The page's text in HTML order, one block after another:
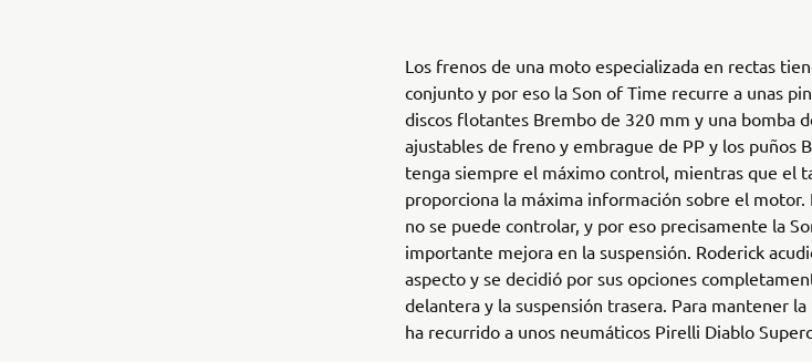
Los frenos de una moto especializada en rectas
conjunto y por eso la Son of Time recurre a unas
discos flotantes Brembo de 320 mm y una bomba
ajustables de freno y embrague de PP y los puños
tenga siempre el máximo control, mientras que el
proporciona la máxima información sobre el motor.
no se puede controlar, y por eso precisamente la
importante mejora en la suspensión. Roderick
aspecto y se decidió por sus opciones
delantera y la suspensión trasera. Para mantener la
ha recurrido a unos neumáticos Pirelli Diablo